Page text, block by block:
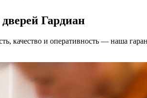
Гардиан
качество и оперативность — наша